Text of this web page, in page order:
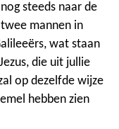
steeds naar de
mannen in
wat staan
die uit jullie
op dezelfde wijze
hebben zien